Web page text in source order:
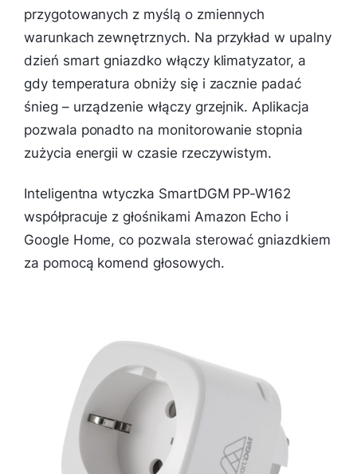
przygotowanych z myślą o zmiennych
warunkach zewnętrznych. Na przykład w upalny
dzień smart gniazdko włączy klimatyzator, a
gdy temperatura obniży się i zacznie padać
śnieg – urządzenie włączy grzejnik. Aplikacja
pozwala ponadto na monitorowanie stopnia
zużycia energii w czasie rzeczywistym.
Inteligentna wtyczka SmartDGM PP-W162
współpracuje z głośnikami Amazon Echo i
Google Home, co pozwala sterować gniazdkiem
za pomocą komend głosowych.